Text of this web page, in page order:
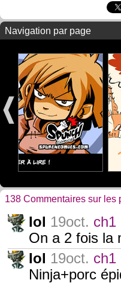
Navigation par page
138 Commentaires sur les
Iol 19oct. ch1
On a 2 fois la
Iol 19oct. ch1
Ninja+porc